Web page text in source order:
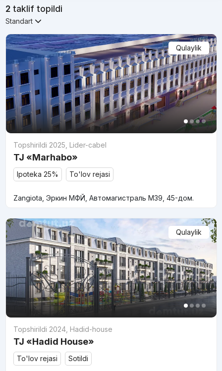
2taklif topildi
Standart
Qulaylik
Topshirildi 2025 Lider-cabel
TJ «Marhabo»
Ipoteka 25% To'lov rejasi
Zangiota, Эркин МФЙ, Автомагистраль М39, 45-дом.
Qulaylik
Topshirildi 2024, Hadid-house
TJ «Hadid House»
To'lov rejasi Sotildi